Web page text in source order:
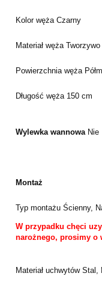
Kolor węża Czarny
Materiał węża
Powierzchnia węża
Długość węża 150 cm
Wylewka wannowa Nie
Montaż
Typ montażu Ścienny,
W przypadku chęci
narożnego, prosimy o
Materiał uchwytów Stal,